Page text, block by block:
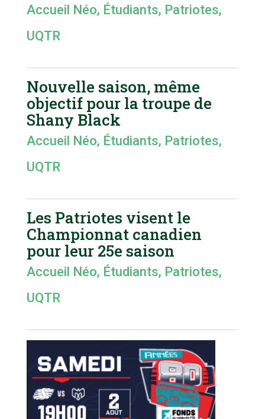
Accueil Néo, Étudiants, Patriotes,
UQTR
Nouvelle saison, même
objectif pour la troupe de
Shany Black
Accueil Néo, Étudiants, Patriotes,
UQTR
Les Patriotes visent le
Championnat canadien
pour leur 25e saison
Accueil Néo, Étudiants, Patriotes,
UQTR